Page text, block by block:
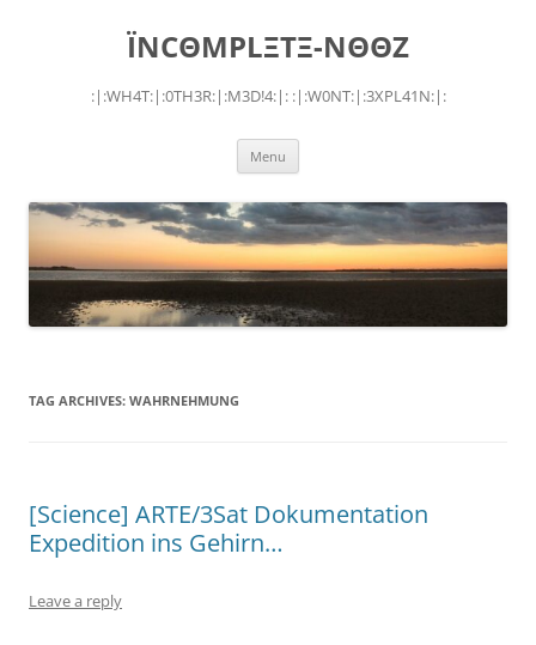
ÏNCΘMPLΞTΞ-NΘΘZ
:|:WH4T:|:0TH3R:|:M3D!4:|: :|:W0NT:|:3XPL41N:|:
Menu
TAG ARCHIVES: WAHRNEHMUNG
[Science] ARTE/3Sat Dokumentation
Expedition ins Gehirn…
Leave a reply